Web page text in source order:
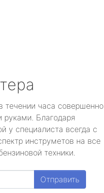
часа совершенно
руками. Благодаря
у специалиста всегда с
инструметов на все
техники.
Отправить